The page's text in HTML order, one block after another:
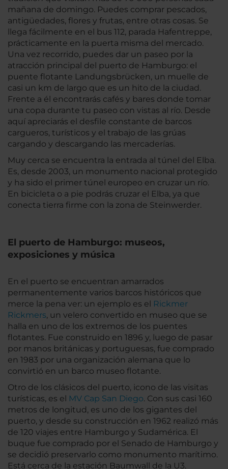
mañana de domingo. Puedes comprar pescados,
antigüedades, flores y frutas, entre otras cosas. Se
llega fácilmente en el bus 112, parada Hafentreppe,
prácticamente en la puerta misma del mercado.
Una vez recorrido, puedes dar un paseo por la
atracción principal del puerto de Hamburgo: el
puente flotante Landungsbrücken, un muelle de
casi un km de largo que es un hito de la ciudad.
Frente a él encontrarás cafés y bares donde tomar
una copa durante tu paseo con vistas al río. Desde
aquí apreciarás el desfile constante de barcos
cargueros, turísticos y el trabajo de las grúas
cargando y descargando las mercaderías.
Muy cerca se encuentra la entrada al túnel del Elba.
Es, desde 2003, un monumento nacional protegido
y ha sido el primer túnel europeo en cruzar un río.
En bicicleta o a pie podrás cruzar el Elba, ya que
conecta tierra firme con la zona de Steinwerder.
El puerto de Hamburgo: museos,
exposiciones y música
En el puerto se encuentran amarrados
permanentemente varios barcos históricos que
merce la pena ver: un ejemplo es el Rickmer
Rickmers, un velero convertido en museo que se
halla en uno de los extremos de los puentes
flotantes. Fue construido en 1896 y, luego de pasar
por manos británicas y portuguesas, fue comprado
en 1983 por una organización alemana que lo
convirtió en un barco museo flotante.
Otro de los clásicos del puerto, icono de las visitas
turísticas, es el MV Cap San Diego. Con sus casi 160
metros de longitud, es uno de los gigantes del
puerto, y desde su construcción en 1962 realizó más
de 120 viajes entre Hamburgo y Sudamérica. El
buque fue comprado por el Senado de Hamburgo y
se decidió preservarlo como monumento marítimo.
Está cerca de la estación Baumwall de la U3.